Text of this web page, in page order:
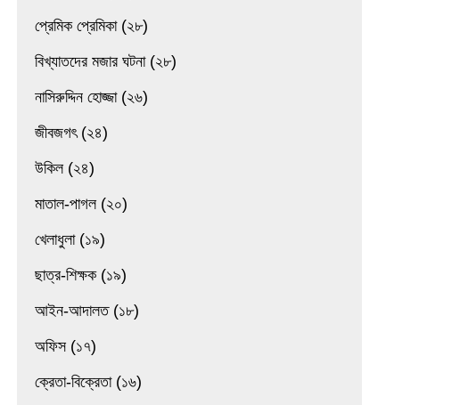
প্রেমিক প্রেমিকা (২৮)
বিখ্যাতদের মজার ঘটনা (২৮)
নাসিরুদ্দিন হোজ্জা (২৬)
জীবজগৎ (২৪)
উকিল (২৪)
মাতাল-পাগল (২০)
খেলাধুলা (১৯)
ছাত্র-শিক্ষক (১৯)
আইন-আদালত (১৮)
অফিস (১৭)
ক্রেতা-বিক্রেতা (১৬)